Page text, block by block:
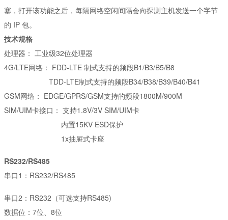
塞，打开该功能之后，每隔网络空闲间隔会向探测主机发送一个字节
的 IP 包。
技术规格
处理器： 工业级32位处理器
4G/LTE网络： FDD-LTE 制式支持的频段B1/B3/B5/B8
TDD-LTE制式支持的频段B34/B38/B39/B40/B41
GSM网络： EDGE/GPRS/GSM支持的频段1800M/900M
SIM/UIM卡接口： 支持1.8V/3V SIM/UIM卡
内置15KV ESD保护
1x抽屉式卡座
RS232/RS485
串口1：RS232/RS485
串口2：RS232（可选支持RS485)
数据位：7位、8位